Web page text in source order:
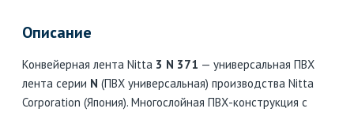
Описание
Конвейерная лента Nitta 3 N 371 — универсальная ПВХ
лента серии N (ПВХ универсальная) производства Nitta
Corporation (Япония). Многослойная ПВХ-конструкция с